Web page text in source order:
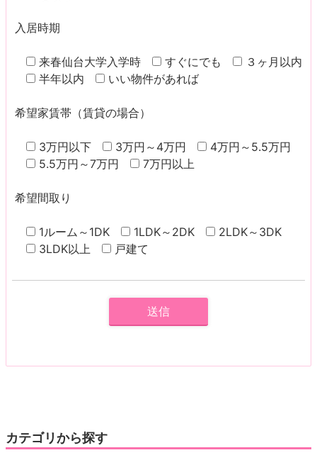
入居時期
来春仙台大学入学時 すぐにでも
３ヶ月以内
半年以内
いい物件があれば
希望家賃帯（賃貸の場合）
3万円以下 3万円～4万円
4万円～5.5万円
5.5万円～7万円
7万円以上
希望間取り
1ルーム～1DK 1LDK～2DK
2LDK～3DK
3LDK以上
戸建て
カテゴリから探す